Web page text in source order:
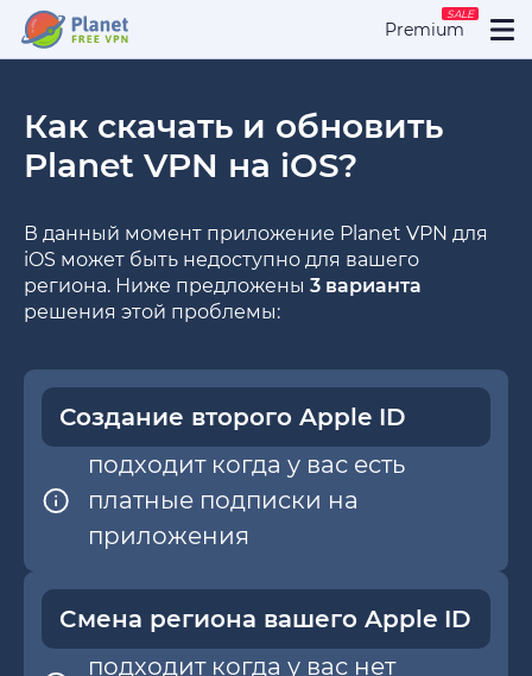
Premium
SALE
Как скачать и обновить
Planet VPN на iOS?
В данный момент приложение Planet VPN для
iOS может быть недоступно для вашего
региона. Ниже предложены 3 варианта
решения этой проблемы:
Создание второго Apple ID
подходит когда у вас есть
платные подписки на
приложения
Cмена региона вашего Apple ID
подходит когда у вас нет